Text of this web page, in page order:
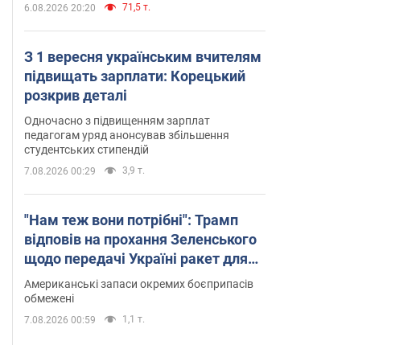
6.08.2026 20:20 71,5 т.
З 1 вересня українським вчителям
підвищать зарплати: Корецький
розкрив деталі
Одночасно з підвищенням зарплат
педагогам уряд анонсував збільшення
студентських стипендій
7.08.2026 00:29 3,9 т.
"Нам теж вони потрібні": Трамп
відповів на прохання Зеленського
щодо передачі Україні ракет для
Patriot
Американські запаси окремих боєприпасів
обмежені
7.08.2026 00:59 1,1 т.